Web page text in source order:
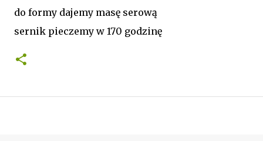
do formy dajemy masę serową
sernik pieczemy w 170 godzinę